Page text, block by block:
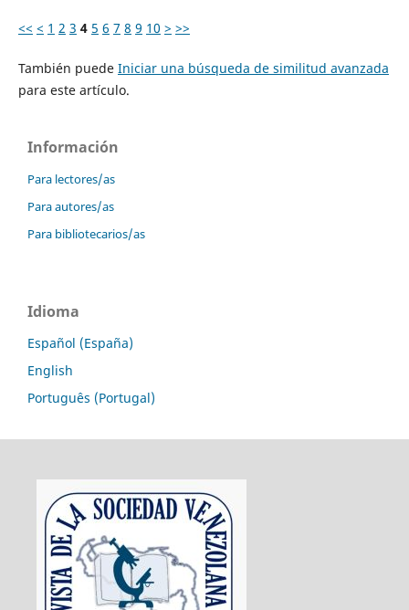
<< < 1 2 3 4 5 6 7 8 9 10 > >>
También puede Iniciar una búsqueda de similitud avanzada
para este artículo.
Información
Para lectores/as
Para autores/as
Para bibliotecarios/as
Idioma
Español (España)
English
Português (Portugal)